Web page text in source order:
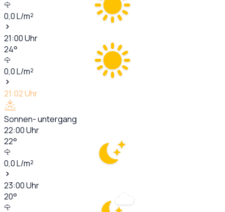
0,0L/m²
21:00Uhr
24°
0,0L/m²
21:02Uhr
Sonnen- untergang
22:00Uhr
22°
0,0L/m²
23:00Uhr
20°